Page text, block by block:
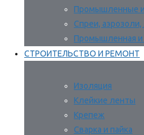
Промышленные
Спреи, аэрозоли,
Промышленная и
СТРОИТЕЛЬСТВО И РЕМОНТ
Изоляция
Клейкие ленты
Крепеж
Сварка и пайка